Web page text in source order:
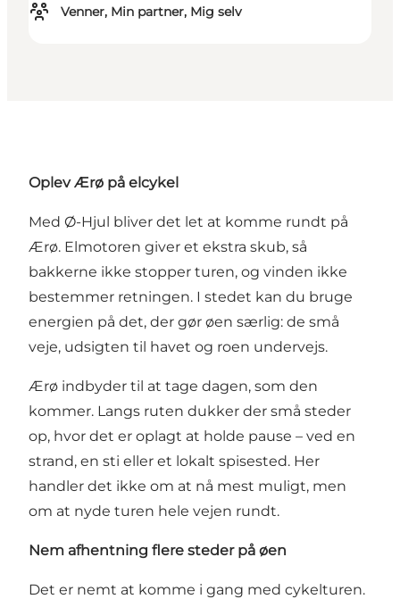
Venner, Min partner, Mig selv
Oplev Ærø på elcykel
Med Ø-Hjul bliver det let at komme rundt på
Ærø. Elmotoren giver et ekstra skub, så
bakkerne ikke stopper turen, og vinden ikke
bestemmer retningen. I stedet kan du bruge
energien på det, der gør øen særlig: de små
veje, udsigten til havet og roen undervejs.
Ærø indbyder til at tage dagen, som den
kommer. Langs ruten dukker der små steder
op, hvor det er oplagt at holde pause – ved en
strand, en sti eller et lokalt spisested. Her
handler det ikke om at nå mest muligt, men
om at nyde turen hele vejen rundt.
Nem afhentning flere steder på øen
Det er nemt at komme i gang med cykelturen.